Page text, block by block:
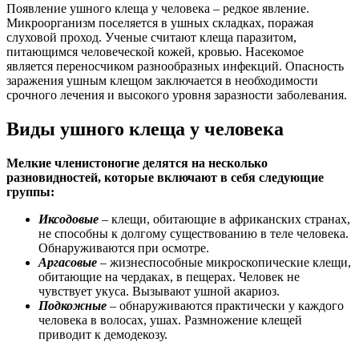
Появление ушного клеща у человека – редкое явление.
Микроорганизм поселяется в ушных складках, поражая
слуховой проход. Ученые считают клеща паразитом,
питающимся человеческой кожей, кровью. Насекомое
является переносчиком разнообразных инфекций. Опасность
заражения ушным клещом заключается в необходимости
срочного лечения и высокого уровня заразности заболевания.
Виды ушного клеща у человека
Мелкие членистоногие делятся на несколько
разновидностей, которые включают в себя следующие
группы:
Иксодовые – клещи, обитающие в африканских странах,
не способны к долгому существованию в теле человека.
Обнаруживаются при осмотре.
Аргасовые – жизнеспособные микроскопические клещи,
обитающие на чердаках, в пещерах. Человек не
чувствует укуса. Вызывают ушной акариоз.
Подкожные – обнаруживаются практически у каждого
человека в волосах, ушах. Размножение клещей
приводит к демодекозу.